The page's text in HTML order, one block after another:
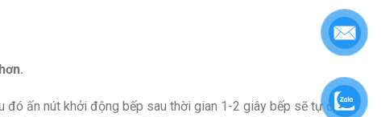
ấn nút khởi động bếp sau thời gian 1-2 giây bếp sẽ tự động